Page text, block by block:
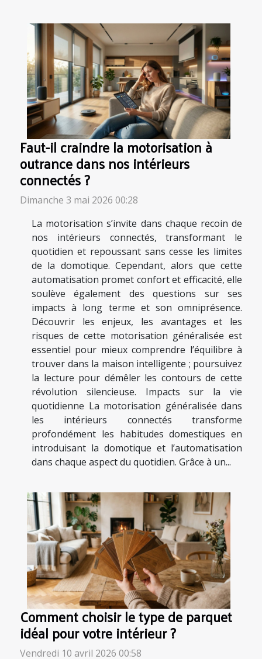
Faut-il craindre la motorisation à
outrance dans nos intérieurs
connectés ?
Dimanche 3 mai 2026 00:28
La motorisation s’invite dans chaque recoin de
nos intérieurs connectés, transformant le
quotidien et repoussant sans cesse les limites
de la domotique. Cependant, alors que cette
automatisation promet confort et efficacité, elle
soulève également des questions sur ses
impacts à long terme et son omniprésence.
Découvrir les enjeux, les avantages et les
risques de cette motorisation généralisée est
essentiel pour mieux comprendre l’équilibre à
trouver dans la maison intelligente ; poursuivez
la lecture pour démêler les contours de cette
révolution silencieuse. Impacts sur la vie
quotidienne La motorisation généralisée dans
les intérieurs connectés transforme
profondément les habitudes domestiques en
introduisant la domotique et l’automatisation
dans chaque aspect du quotidien. Grâce à un...
Comment choisir le type de parquet
idéal pour votre intérieur ?
Vendredi 10 avril 2026 00:58